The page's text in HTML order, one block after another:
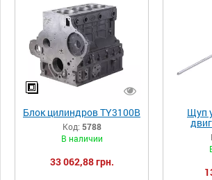
Блок цилиндров TY3100B
Код: 5788
В наличии
33 062,88 грн.
Щуп